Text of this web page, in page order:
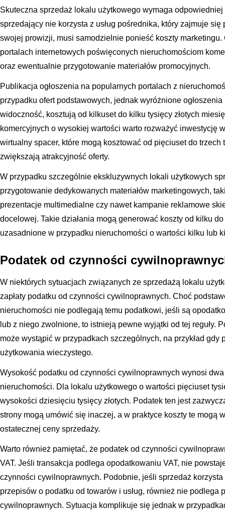
Skuteczna sprzedaż lokalu użytkowego wymaga
sprzedający nie korzysta z usług pośrednika, który zajmuje
swojej prowizji, musi samodzielnie ponieść koszty marketingu.
portalach internetowych poświęconych nieruchomościom
oraz ewentualnie przygotowanie materiałów promocyjnych.
Publikacja ogłoszenia na popularnych portalach z
przypadku ofert podstawowych, jednak wyróżnione
widoczność, kosztują od kilkuset do kilku tysięcy złotych
komercyjnych o wysokiej wartości warto rozważyć inwestycję
wirtualny spacer, które mogą kosztować od pięciuset do trzech
zwiększają atrakcyjność oferty.
W przypadku szczególnie ekskluzywnych lokali użytkowych
przygotowanie dedykowanych materiałów marketingowych,
prezentacje multimedialne czy nawet kampanie reklamowe
docelowej. Takie działania mogą generować koszty od kilku
uzasadnione w przypadku nieruchomości o wartości kilku lub
Podatek od czynności
W niektórych sytuacjach związanych ze sprzedażą lokalu
zapłaty podatku od czynności cywilnoprawnych. Choć
nieruchomości nie podlegają temu podatkowi, jeśli są
lub z niego zwolnione, to istnieją pewne wyjątki od tej reguły.
może wystąpić w przypadkach szczególnych, na przykład gdy
użytkowania wieczystego.
Wysokość podatku od czynności cywilnoprawnych wynosi
nieruchomości. Dla lokalu użytkowego o wartości pięciuset
wysokości dziesięciu tysięcy złotych. Podatek ten jest
strony mogą umówić się inaczej, a w praktyce koszty te mogą
ostatecznej ceny sprzedaży.
Warto również pamiętać, że podatek od czynności
VAT. Jeśli transakcja podlega opodatkowaniu VAT, nie
czynności cywilnoprawnych. Podobnie, jeśli sprzedaż
przepisów o podatku od towarów i usług, również nie podlega
cywilnoprawnych. Sytuacja komplikuje się jednak w